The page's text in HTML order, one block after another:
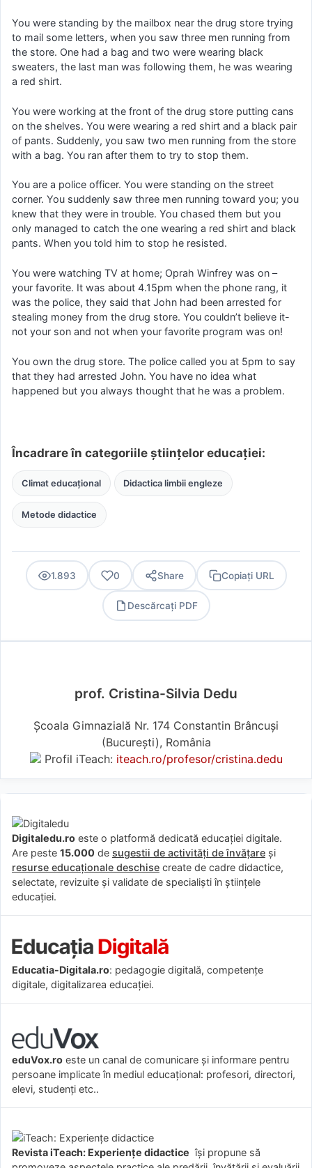
You were standing by the mailbox near the drug store trying
to mail some letters, when you saw three men running from
the store. One had a bag and two were wearing black
sweaters, the last man was following them, he was wearing
a red shirt.
You were working at the front of the drug store putting cans
on the shelves. You were wearing a red shirt and a black pair
of pants. Suddenly, you saw two men running from the store
with a bag. You ran after them to try to stop them.
You are a police officer. You were standing on the street
corner. You suddenly saw three men running toward you; you
knew that they were in trouble. You chased them but you
only managed to catch the one wearing a red shirt and black
pants. When you told him to stop he resisted.
You were watching TV at home; Oprah Winfrey was on –
your favorite. It was about 4.15pm when the phone rang, it
was the police, they said that John had been arrested for
stealing money from the drug store. You couldn’t believe it-
not your son and not when your favorite program was on!
You own the drug store. The police called you at 5pm to say
that they had arrested John. You have no idea what
happened but you always thought that he was a problem.
Încadrare în categoriile științelor educației:
Climat educațional Didactica limbii engleze
Metode didactice
1.893 0 Share Copiați URL
Descărcați PDF
prof. Cristina-Silvia Dedu
Școala Gimnazială Nr. 174 Constantin Brâncuși
(Bucureşti), România
Profil iTeach: iteach.ro/profesor/cristina.dedu
Digitaledu.ro este o platformă dedicată educației digitale.
Are peste 15.000 de sugestii de activități de învățare și
resurse educaționale deschise create de cadre didactice,
selectate, revizuite și validate de specialiști în științele
educației.
Educatia-Digitala.ro: pedagogie digitală, competențe
digitale, digitalizarea educației.
eduVox.ro este un canal de comunicare și informare pentru
persoane implicate în mediul educațional: profesori, directori,
elevi, studenți etc..
Revista iTeach: Experienţe didactice îşi propune să